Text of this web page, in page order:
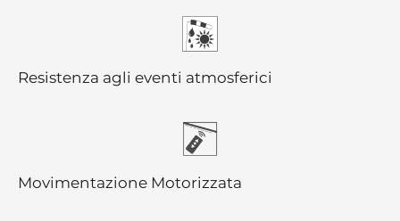
Resistenza agli eventi atmosferici
Movimentazione Motorizzata